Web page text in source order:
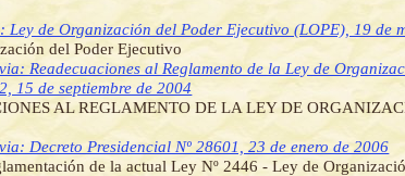
Ley de Organización del Poder Ejecutivo (LOPE), 19 de
del Poder Ejecutivo
Readecuaciones al Reglamento de la Ley de
15 de septiembre de 2004
AL REGLAMENTO DE LA LEY DE
Decreto Presidencial Nº 28601, 23 de enero de 2006
de la actual Ley Nº 2446 - Ley de